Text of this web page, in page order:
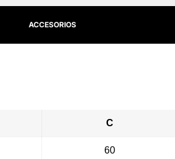
ACCESORIOS
C
60